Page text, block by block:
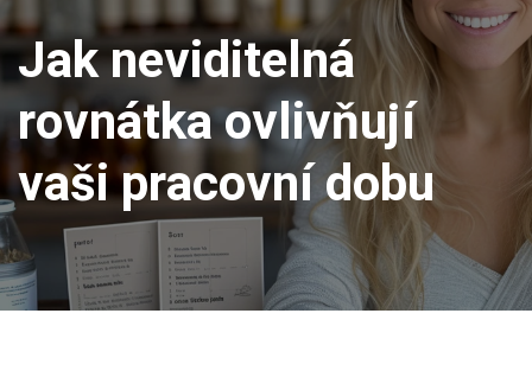
Jak neviditelná
rovnátka ovlivňují
vaši pracovní dobu